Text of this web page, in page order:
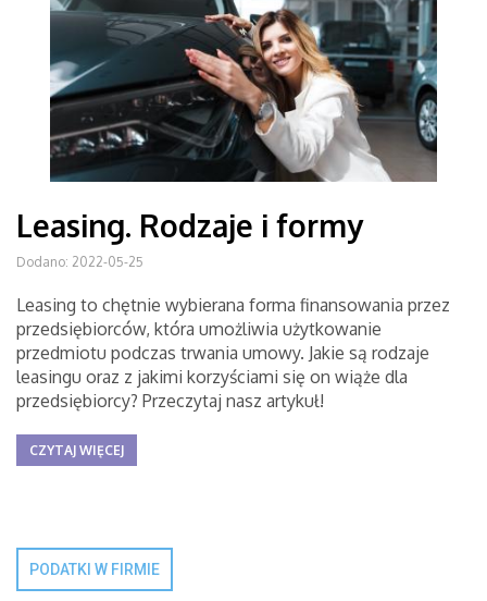
Leasing. Rodzaje i formy
Dodano: 2022-05-25
Leasing to chętnie wybierana forma finansowania przez
przedsiębiorców, która umożliwia użytkowanie
przedmiotu podczas trwania umowy. Jakie są rodzaje
leasingu oraz z jakimi korzyściami się on wiąże dla
przedsiębiorcy? Przeczytaj nasz artykuł!
CZYTAJ WIĘCEJ
PODATKI W FIRMIE